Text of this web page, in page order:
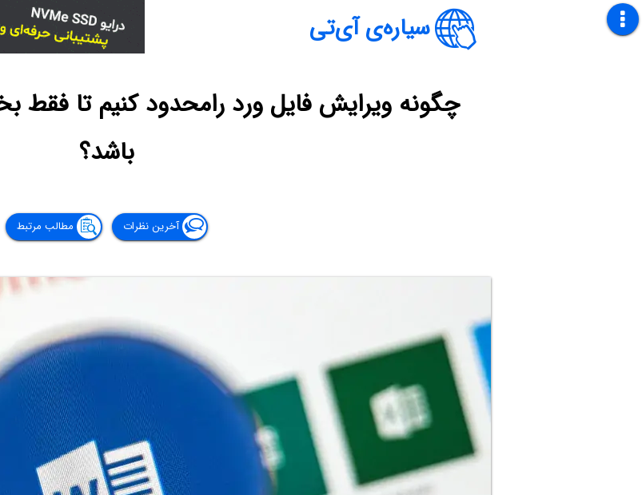
سیاره‌ی آی‌تی
چگونه ویرایش فایل ورد رامحدود کنیم تا
باشد؟
آخرین نظرات مطالب مرتبط